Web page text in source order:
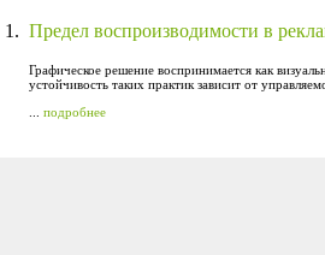
1. Предел воспроизводимости в
Графическое решение воспринимается как
устойчивость таких практик зависит от
подробнее